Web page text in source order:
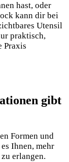
hast, oder
kann⁤ dir bei
Utensil
praktisch,
Praxis
gibt
Formen und
Ihnen, ‌mehr
erlangen.